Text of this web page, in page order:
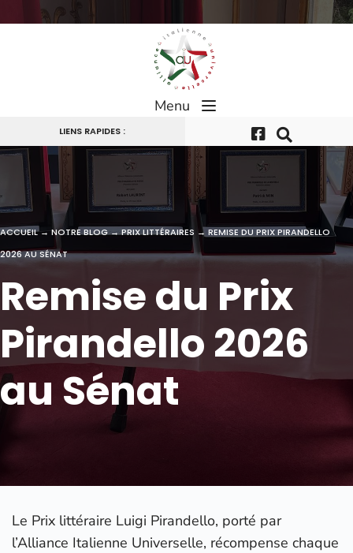
Menu
LIENS RAPIDES :
ACCUEIL→NOTRE BLOG→PRIX LITTÉRAIRES → REMISE DU PRIX PIRANDELLO
2026 AU SÉNAT
Remise du Prix
Pirandello 2026
au Sénat
Le Prix littéraire Luigi Pirandello, porté par
l’Alliance Italienne Universelle, récompense chaque